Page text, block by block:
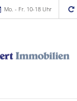
Mo. - Fr. 10-18 Uhr